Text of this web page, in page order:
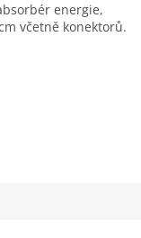
energie,
včetně konektorů.